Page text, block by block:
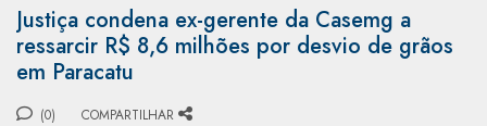
Justiça condena ex-gerente da Casemg a
ressarcir R$ 8,6 milhões por desvio de grãos
em Paracatu
(0) COMPARTILHAR